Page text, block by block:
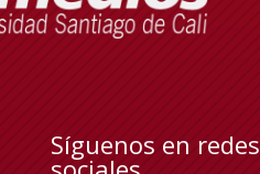
Síguenos en redes